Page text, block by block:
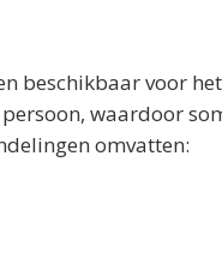
beschikbaar voor
waardoor
omvatten: